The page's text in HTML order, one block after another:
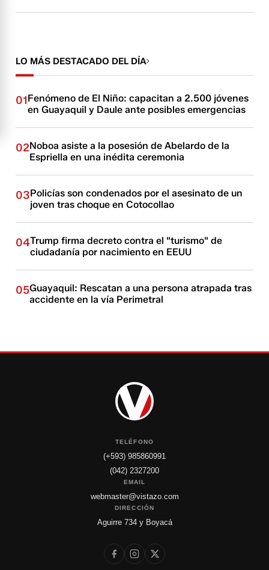
LO MÁS DESTACADO DEL DÍA
01Fenómeno de El Niño: capacitan a 2.500 jóvenes
en Guayaquil y Daule ante posibles emergencias
02Noboa asiste a la posesión de Abelardo de la
Espriella en una inédita ceremonia
03Policías son condenados por el asesinato de un
joven tras choque en Cotocollao
04Trump firma decreto contra el "turismo" de
ciudadanía por nacimiento en EEUU
05Guayaquil: Rescatan a una persona atrapada tras
accidente en la vía Perimetral
TELÉFONO
(+593) 985860991
(042) 2327200
EMAIL
webmaster@vistazo.com
DIRECCIÓN
Aguirre 734 y Boyacá